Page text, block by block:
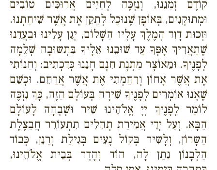
קוֹדֶם זְמַנֵנוּ, וְנִזְכֶּה לְחַיִים אֲרוּכִּים טוֹבִים
וּמְתוּקָנִים, בְּאוֹפָן שֶׁנוּכַל לְתַקֵן אֶת אֲשֶׁר שִׁיחַתְנוּ.
וּזְכוּת דָוִד הָמֶלֶךְ עָלָיו הַשָׁלוֹם, יָגֵן עָלֵינוּ וּבַעֲדֵנוּ
שֶׁתַאֲרִיךְ אָפְּךָ עַד שׁוּבֵנוּ אֵלָיךָ בִּתְשוּבָה שְׁלֵמָה
לְפָנֶיךָ. וּמֵאוֹצָר מַתְנָת חִנָם חָנֵנוּ כְּדִכְתִיב: וְחַנוֹתִי
אֶת אֲשֶׁר אָחוֹן וְרִחַמְתִי אֶת אֲשֶׁר אֲרַחֵם. וּכְשֵׁם
שֶׁאָנוּ אוֹמְרִים לְפָנֶיךָ שִׁירָה בָּעוֹלָם הַזֶה, כָּךְ נִזְכֶּה
לוֹמַר לְפָנֶיךְ יְיָ אֱלֹהֵינוּ שִׁיר וּשְׁבָחָה לָעוֹלָם
הַבָּא. וְעַל יְדֵי אֲמִירַת תְהִלִים תִתְעוֹרֵר חֲבַצֶלֶת
הַשָרוֹן, וְלָשִיר בְּקוֹל נָעִים בְּגִילַת וְרַנֵן, כְּבוֹד
הַלְבָנוֹן נִתַן לָה, הוֹד וְהָדָר בְּבֵית אֱלֹהֵינוּ,